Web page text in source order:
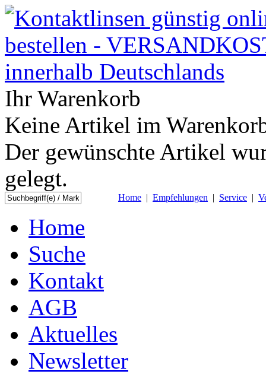
Ihr Warenkorb
Keine Artikel im
Der gewünschte Artikel
gelegt.
Home | Empfehlungen | Service |
Home
Suche
Kontakt
AGB
Aktuelles
Newsletter